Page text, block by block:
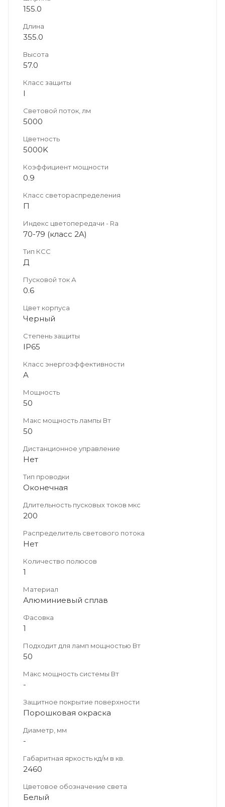
155.0
Длина
355.0
Высота
57.0
Класс защиты
I
Световой поток, лм
5000
Цветность
5000K
Коэффициент мощности
0.9
Класс светораспределения
П
Индекс цветопередачи - Ra
70-79 (класс 2A)
Тип КСС
Д
Пусковой ток А
0.6
Цвет корпуса
Черный
Степень защиты
IP65
Класс энергоэффективности
A
Мощность
50
Макс мощность лампы Вт
50
Дистанционное управление
Нет
Тип проводки
Оконечная
Длительность пусковых токов мкс
200
Распределитель светового потока
Нет
Количество полюсов
1
Материал
Алюминиевый сплав
Фасовка
1
Подходит для ламп мощностью Вт
50
Макс мощность системы Вт
-
Защитное покрытие поверхности
Порошковая окраска
Диаметр, мм
-
Габаритная яркость кд/м в кв.
2460
Цветовое обозначение света
Белый